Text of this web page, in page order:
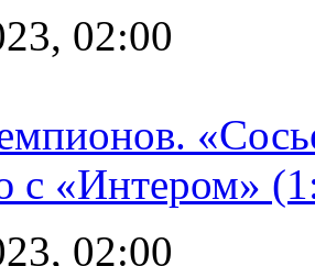
02:00
с «Интером»
02:00